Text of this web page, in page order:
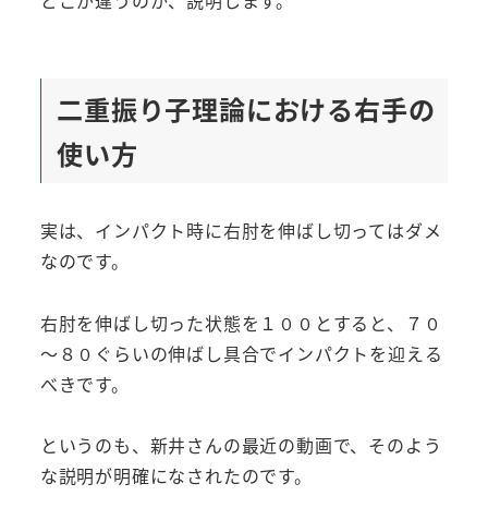
二重振り子理論における右手の
使い方
実は、インパクト時に右肘を伸ばし切ってはダメ
なのです。
右肘を伸ばし切った状態を１００とすると、７０
～８０ぐらいの伸ばし具合でインパクトを迎える
べきです。
というのも、新井さんの最近の動画で、そのよう
な説明が明確になされたのです。